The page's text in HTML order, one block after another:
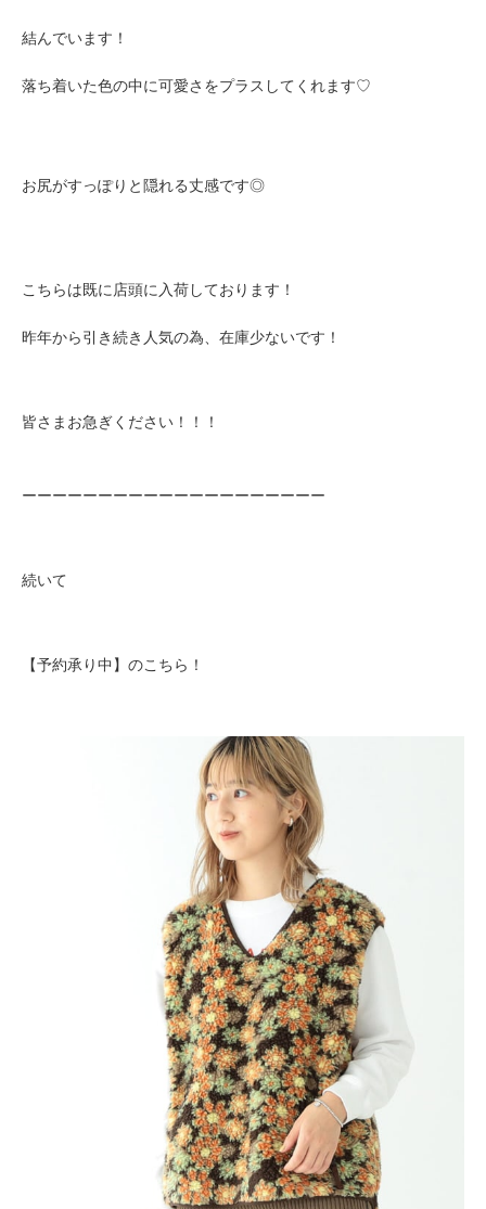
結んでいます！
落ち着いた色の中に可愛さをプラスしてくれます♡
お尻がすっぽりと隠れる丈感です◎
こちらは既に店頭に入荷しております！
昨年から引き続き人気の為、在庫少ないです！
皆さまお急ぎください！！！
ーーーーーーーーーーーーーーーーーーーー
続いて
【予約承り中】のこちら！